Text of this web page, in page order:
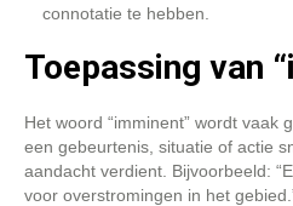
connotatie te hebben.
Toepassing van
Het woord “imminent” wordt vaak
een gebeurtenis, situatie of actie
aandacht verdient. Bijvoorbeeld:
voor overstromingen in het